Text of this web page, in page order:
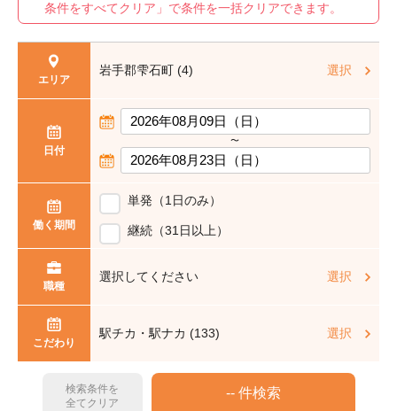
条件をすべてクリア」で条件を一括クリアできます。
エリア
岩手郡雫石町 (4) 選択
日付
〜
働く期間
単発（1日のみ）
継続（31日以上）
職種
選択してください 選択
こだわり
駅チカ・駅ナカ (133) 選択
検索条件を
全てクリア